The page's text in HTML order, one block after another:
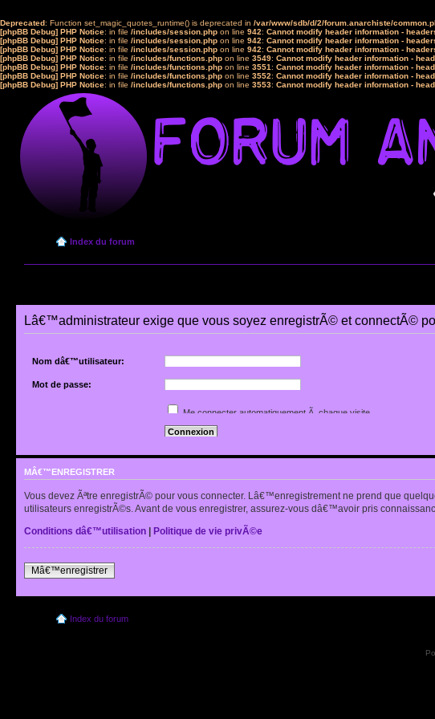
Deprecated: Function set_magic_quotes_runtime() is deprecated in /var/www/sdb/d/2/forum.anarchiste/
[phpBB Debug] PHP Notice: in file /includes/session.php on line 942: Cannot modify header information -
[phpBB Debug] PHP Notice: in file /includes/session.php on line 942: Cannot modify header information -
[phpBB Debug] PHP Notice: in file /includes/session.php on line 942: Cannot modify header information -
[phpBB Debug] PHP Notice: in file /includes/functions.php on line 3549: Cannot modify header information -
[phpBB Debug] PHP Notice: in file /includes/functions.php on line 3551: Cannot modify header information -
[phpBB Debug] PHP Notice: in file /includes/functions.php on line 3552: Cannot modify header information -
[phpBB Debug] PHP Notice: in file /includes/functions.php on line 3553: Cannot modify header information -
Index du forum
Lâ€™administrateur exige que vous soyez enregistrÃ© et connectÃ©
Nom dâ€™utilisateur:
Mot de passe:
Renvoyer lâ€™e-mail de confirmation
Me connecter automatiquement Ã chaque visite
Cacher mon statut en ligne pour cette session
MÂ€™ENREGISTRER
Vous devez Ãªtre enregistrÃ© pour vous connecter. Lâ€™enregistrement ne prend que
utilisateurs enregistrÃ©s. Avant de vous enregistrer, assurez-vous dâ€™avoir pris
Conditions dâ€™utilisation
Politique de vie privÃ©e
Mâ€™enregistrer
Index du forum